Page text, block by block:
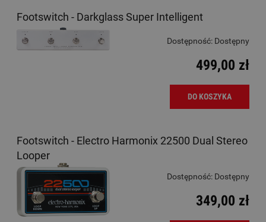
Footswitch - Darkglass Super Intelligent
Dostępność: Dostępny
499,00 zł
DO KOSZYKA
Footswitch - Electro Harmonix 22500 Dual Stereo
Looper
Dostępność: Dostępny
349,00 zł